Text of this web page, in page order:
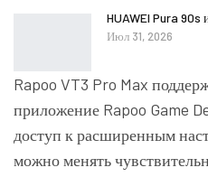
HUAWEI Pura
Июл 31, 2026
Rapoo VT3 Pro Max
приложение Rapoo Game
доступ к расширенным
можно менять